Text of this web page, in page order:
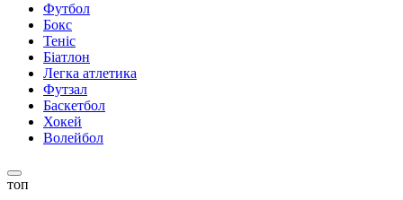
Футбол
Бокс
Теніс
Біатлон
Легка атлетика
Футзал
Баскетбол
Хокей
Волейбол
топ